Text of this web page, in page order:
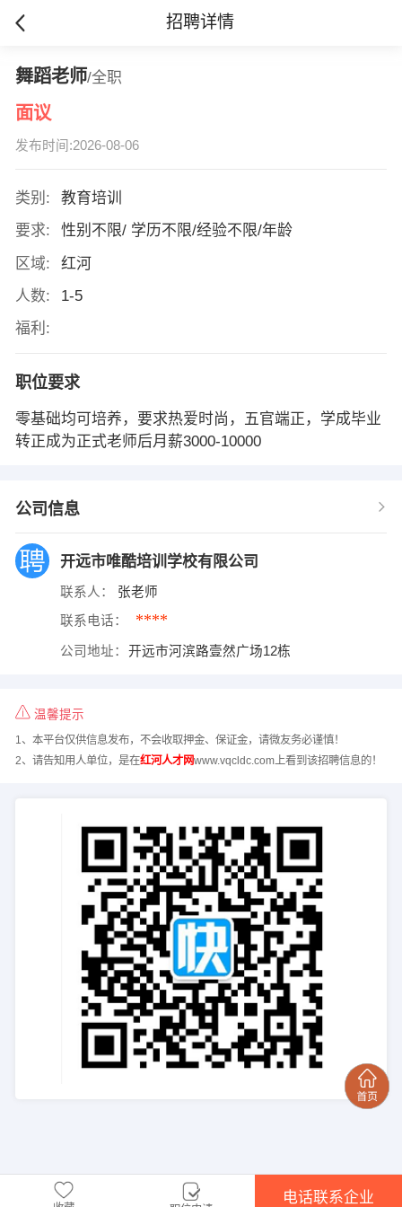
招聘详情
舞蹈老师/全职
面议
发布时间:2026-08-06
类别:
教育培训
要求:
性别不限/ 学历不限/经验不限/年龄
区域:
红河
人数:
1-5
福利:
职位要求
零基础均可培养，要求热爱时尚，五官端正，学成毕业
转正成为正式老师后月薪3000-10000
公司信息
开远市唯酷培训学校有限公司
联系人： 张老师
联系电话： ****
公司地址： 开远市河滨路壹然广场12栋
温馨提示
1、本平台仅供信息发布，不会收取押金、保证金，请微友务必谨慎！
2、请告知用人单位，是在红河人才网www.vqcldc.com上看到该招聘信息的！
电话联系企业